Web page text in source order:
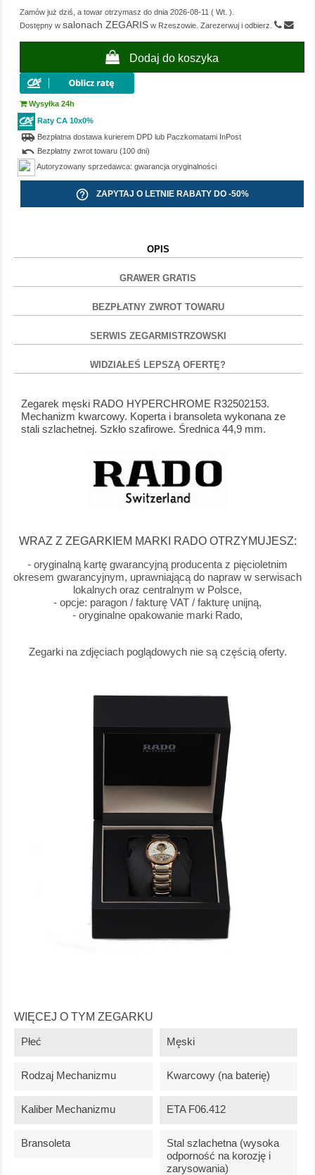
Zamów już dziś, a towar otrzymasz do dnia 2026-08-11 (Wt. ).
Dostępny w salonach ZEGARISw Rzeszowie. Zarezerwuj i odbierz.
Dodaj do koszyka
Wysyłka 24h
Raty CA 10x0%
airport_shuttleBezpłatna dostawa kurierem DPD lub Paczkomatami InPost
undo Bezpłatny zwrot towaru (100 dni)
Autoryzowany sprzedawca: gwarancja oryginalności
help_outline ZAPYTAJ O LETNIE RABATY DO -50%
OPIS
GRAWER GRATIS
BEZPŁATNY ZWROT TOWARU
SERWIS ZEGARMISTRZOWSKI
WIDZIAŁEŚ LEPSZĄ OFERTĘ?
Zegarek męski RADO HYPERCHROME R32502153.
Mechanizm kwarcowy. Koperta i bransoleta wykonana ze
stali szlachetnej. Szkło szafirowe. Średnica 44,9 mm.
WRAZ Z ZEGARKIEM MARKI RADO OTRZYMUJESZ:
- oryginalną kartę gwarancyjną producenta z pięcioletnim
okresem gwarancyjnym, uprawniającą do napraw w serwisach
lokalnych oraz centralnym w Polsce,
- opcje: paragon / fakturę VAT / fakturę unijną,
- oryginalne opakowanie marki Rado,
Zegarki na zdjęciach poglądowych nie są częścią oferty.
WIĘCEJ O TYM ZEGARKU
Płeć Męski
Rodzaj Mechanizmu Kwarcowy (na baterię)
Kaliber Mechanizmu ETA F06.412
Bransoleta
Stal szlachetna (wysoka
odporność na korozję i
zarysowania)